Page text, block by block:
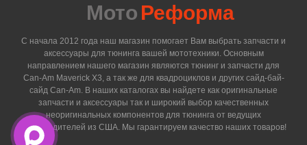
Мото Реформа
С начала 2012 года наш магазин помогает Вам выбрать запчасти и
аксессуары для тюнинга вашей мототехники. Основным
направлением нашего магазин являются тюнинг и запчасти для
Can-Am Maverick X3, а так же для квадроциклов и других сайд-бай-
сайд Can-Am. В наших каталогах вы найдете как оригинальные
запчасти и аксессуары так и широкий выбор качественных
неоригинальных компонентов для тюнинга от ведущих
производителей из США. Мы гарантируем качество наших товаров!